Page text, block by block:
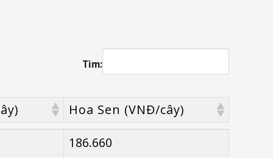
Tìm:
Hoa Sen (VNĐ/cây)
Hoa Sen (VNĐ/cây)
186.660